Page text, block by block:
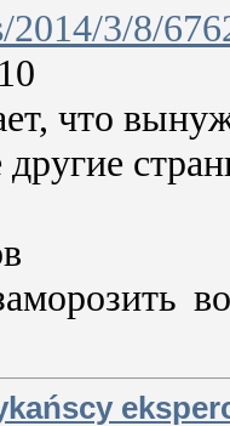
3/8/
что